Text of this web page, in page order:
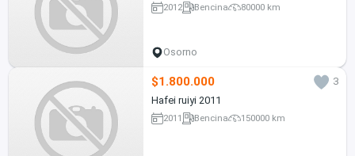
2012 Bencina 80000 km
Osorno
$1.800.000
3
Hafei ruiyi 2011
2011 Bencina 150000 km